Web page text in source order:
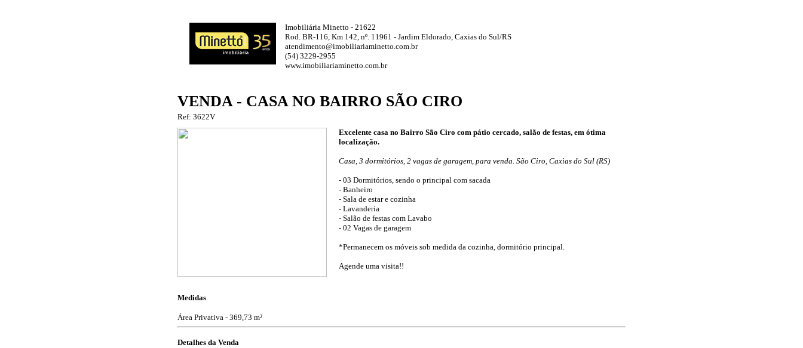
Imobiliária Minetto - 21622
Rod. BR-116, Km 142, nº. 11961 - Jardim Eldorado, Caxias do Sul/RS
atendimento@imobiliariaminetto.com.br
(54) 3229-2955
www.imobiliariaminetto.com.br
VENDA - CASA NO BAIRRO SÃO CIRO
Ref: 3622V
Excelente casa no Bairro São Ciro com pátio cercado, salão de festas, em ótima
localização.
Casa, 3 dormitórios, 2 vagas de garagem, para venda. São Ciro, Caxias do Sul (RS)
- 03 Dormitórios, sendo o principal com sacada
- Banheiro
- Sala de estar e cozinha
- Lavanderia
- Salão de festas com Lavabo
- 02 Vagas de garagem
*Permanecem os móveis sob medida da cozinha, dormitório principal.
Agende uma visita!!
Medidas
Área Privativa - 369,73 m²
Detalhes da Venda